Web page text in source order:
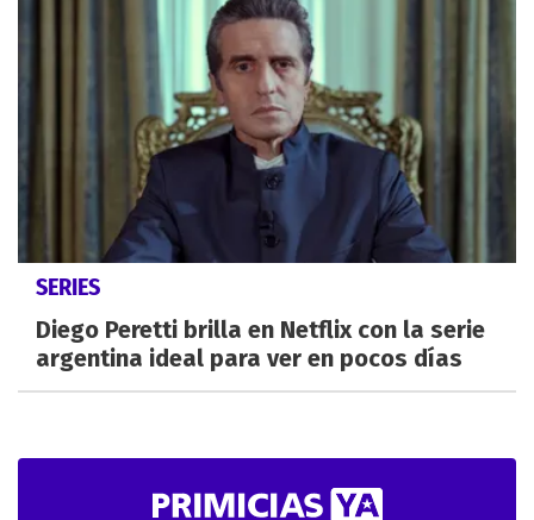
SERIES
Diego Peretti brilla en Netflix con la serie
argentina ideal para ver en pocos días